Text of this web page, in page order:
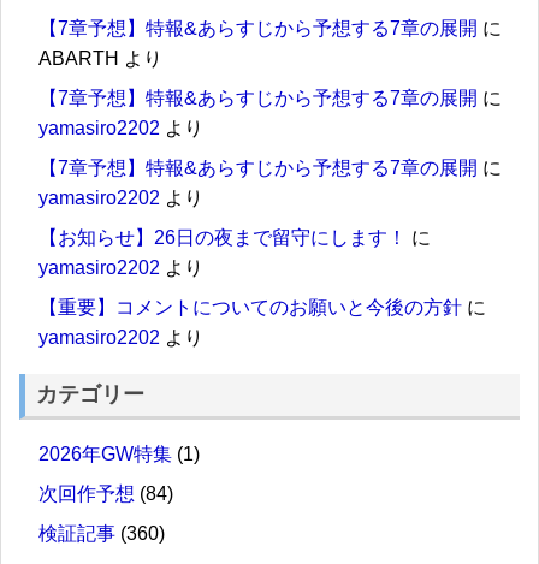
【7章予想】特報&あらすじから予想する7章の展開 に
ABARTH より
【7章予想】特報&あらすじから予想する7章の展開 に
yamasiro2202 より
【7章予想】特報&あらすじから予想する7章の展開 に
yamasiro2202 より
【お知らせ】26日の夜まで留守にします！
に
yamasiro2202 より
【重要】コメントについてのお願いと今後の方針 に
yamasiro2202 より
カテゴリー
2026年GW特集 (1)
次回作予想 (84)
検証記事 (360)